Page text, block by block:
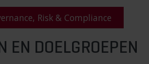
Risk & Compliance
EN DOELGROEPEN